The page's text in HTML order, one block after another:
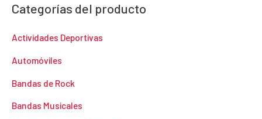
Categorías del producto
Actividades Deportivas
Automóviles
Bandas de Rock
Bandas Musicales